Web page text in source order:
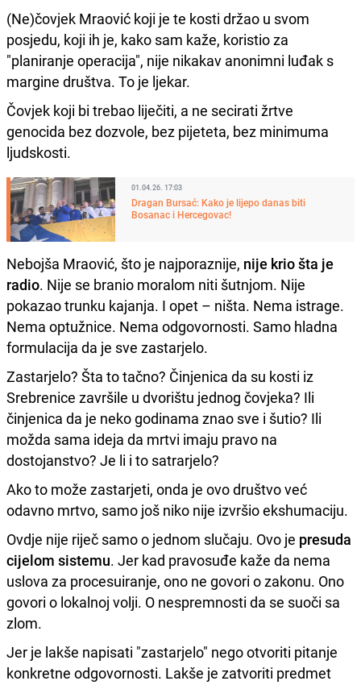
(Ne)čovjek Mraović koji je te kosti držao u svom
posjedu, koji ih je, kako sam kaže, koristio za
"planiranje operacija", nije nikakav anonimni luđak s
margine društva. To je ljekar.
Čovjek koji bi trebao liječiti, a ne secirati žrtve
genocida bez dozvole, bez pijeteta, bez minimuma
ljudskosti.
01.04.26. 17:03
Dragan Bursać: Kako je lijepo danas biti
Bosanac i Hercegovac!
Nebojša Mraović, što je najporaznije, nije krio šta je
radio. Nije se branio moralom niti šutnjom. Nije
pokazao trunku kajanja. I opet – ništa. Nema istrage.
Nema optužnice. Nema odgovornosti. Samo hladna
formulacija da je sve zastarjelo.
Zastarjelo? Šta to tačno? Činjenica da su kosti iz
Srebrenice završile u dvorištu jednog čovjeka? Ili
činjenica da je neko godinama znao sve i šutio? Ili
možda sama ideja da mrtvi imaju pravo na
dostojanstvo? Je li i to satrarjelo?
Ako to može zastarjeti, onda je ovo društvo već
odavno mrtvo, samo još niko nije izvršio ekshumaciju.
Ovdje nije riječ samo o jednom slučaju. Ovo je presuda
cijelom sistemu. Jer kad pravosuđe kaže da nema
uslova za procesuiranje, ono ne govori o zakonu. Ono
govori o lokalnoj volji. O nespremnosti da se suoči sa
zlom.
Jer je lakše napisati "zastarjelo" nego otvoriti pitanje
konkretne odgovornosti. Lakše je zatvoriti predmet